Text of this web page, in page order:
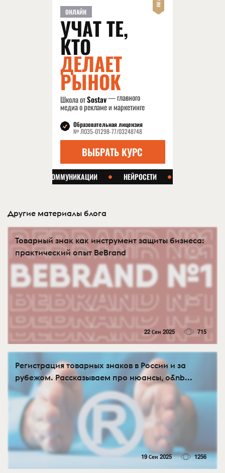
Другие материалы блога
Товарный знак как инструмент защиты бизнеса:
практический опыт BeBrand
22 Сен 2025 715
Регистрация товарных знаков в России и за
рубежом. Рассказываем про нюансы, о&nb...
19 Сен 2025 1256